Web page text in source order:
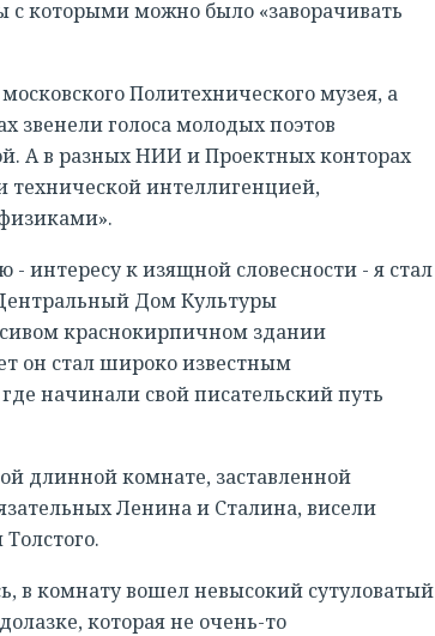
которыми можно было «заворачивать
Политехнического музея, а
звенели голоса молодых поэтов
А в разных НИИ и Проектных конторах
технической интеллигенцией,
интересу к изящной словесности - я стал
Дом Культуры
краснокирпичном здании
он стал широко известным
начинали свой писательский путь
длинной комнате, заставленной
Ленина и Сталина, висели
в комнату вошел невысокий сутуловатый
которая не очень-то